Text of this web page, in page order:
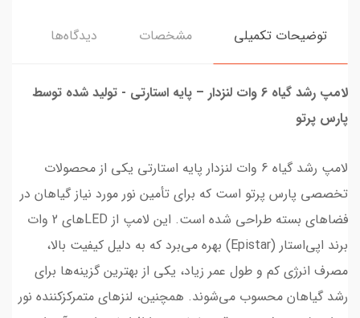
توضیحات تکمیلی مشخصات دیدگاه‌ها
لامپ رشد گیاه 6 وات لنزدار – پایه استارتی - تولید شده توسط
پارس پرتو
لامپ رشد گیاه 6 وات لنزدار پایه استارتی یکی از محصولات
تخصصی پارس پرتو است که برای تأمین نور مورد نیاز گیاهان در
فضاهای بسته طراحی شده است. این لامپ از LEDهای 2 وات
برند اپی‌استار (Epistar) بهره می‌برد که به دلیل کیفیت بالا،
مصرف انرژی کم و طول عمر زیاد، یکی از بهترین گزینه‌ها برای
رشد گیاهان محسوب می‌شوند. همچنین، لنزهای متمرکزکننده نور